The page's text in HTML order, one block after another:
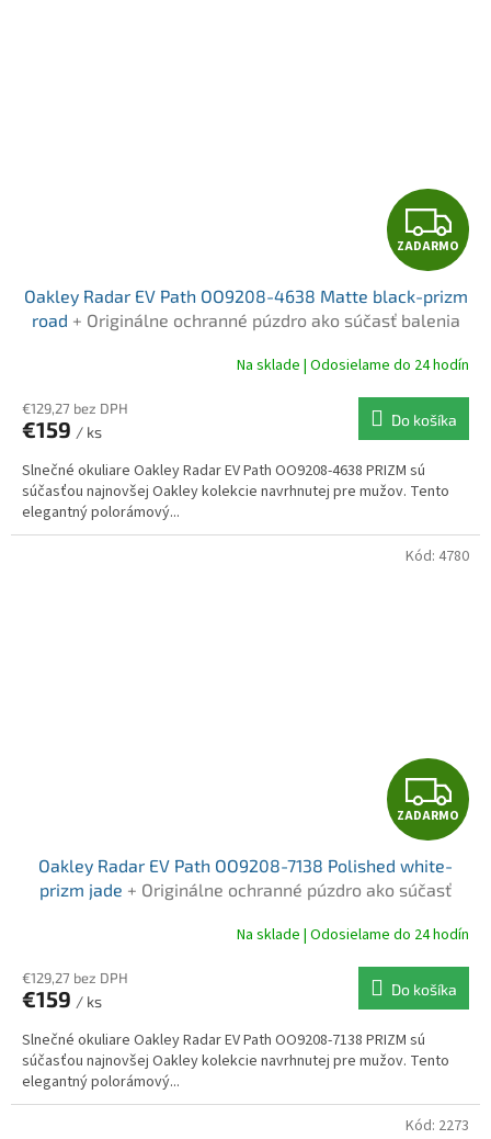
Z
A
D
A
R
M
ZADARMO
Oakley Radar EV Path OO9208-4638 Matte black-prizm
road + Originálne ochranné púzdro ako súčasť balenia
Na sklade | Odosielame do 24 hodín
€129,27 bez DPH
€159 / ks
Do košíka
Slnečné okuliare Oakley Radar EV Path OO9208-4638 PRIZM sú
súčasťou najnovšej Oakley kolekcie navrhnutej pre mužov. Tento
elegantný polorámový...
Z
A
D
A
R
M
ZADARMO
Oakley Radar EV Path OO9208-7138 Polished white-
prizm jade + Originálne ochranné púzdro ako súčasť
Na sklade | Odosielame do 24 hodín
€129,27 bez DPH
€159 / ks
Do košíka
Slnečné okuliare Oakley Radar EV Path OO9208-7138 PRIZM sú
súčasťou najnovšej Oakley kolekcie navrhnutej pre mužov. Tento
elegantný polorámový...
Kód: 4780
Kód: 2273